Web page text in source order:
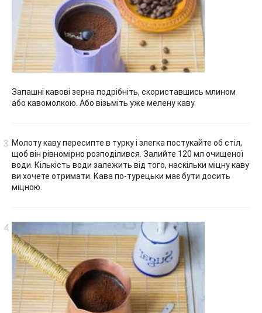
Запашні кавові зерна подрібніть, скориставшись млином
або кавомолкою. Або візьміть уже мелену каву.
Молоту каву пересипте в турку і злегка постукайте об стіл,
щоб він рівномірно розподілився. Залийте 120 мл очищеної
води. Кількість води залежить від того, наскільки міцну каву
ви хочете отримати. Кава по-турецьки має бути досить
міцною.